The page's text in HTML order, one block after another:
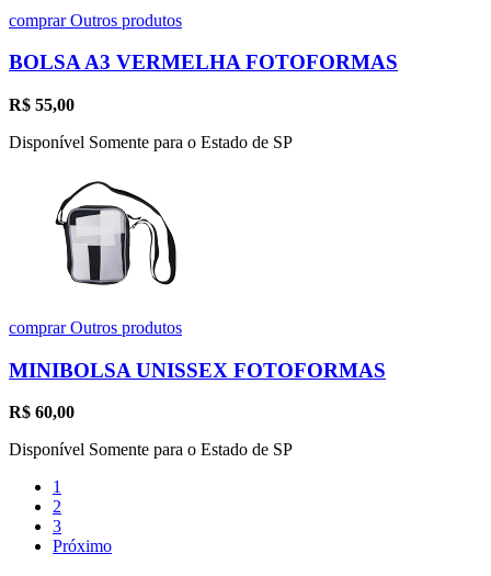
comprarOutros produtos
BOLSA A3 VERMELHA FOTOFORMAS
R$ 55,00
Disponível Somente para o Estado de SP
comprarOutros produtos
MINIBOLSA UNISSEX FOTOFORMAS
R$ 60,00
Disponível Somente para o Estado de SP
1
2
3
Próximo